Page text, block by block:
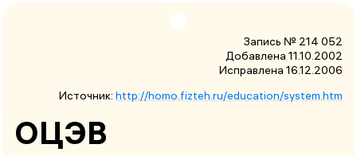
Запись № 214 052
Добавлена 11.10.2002
Исправлена 16.12.2006
Источник: http://homo.fizteh.ru/education/system.htm
ОЦЭВ